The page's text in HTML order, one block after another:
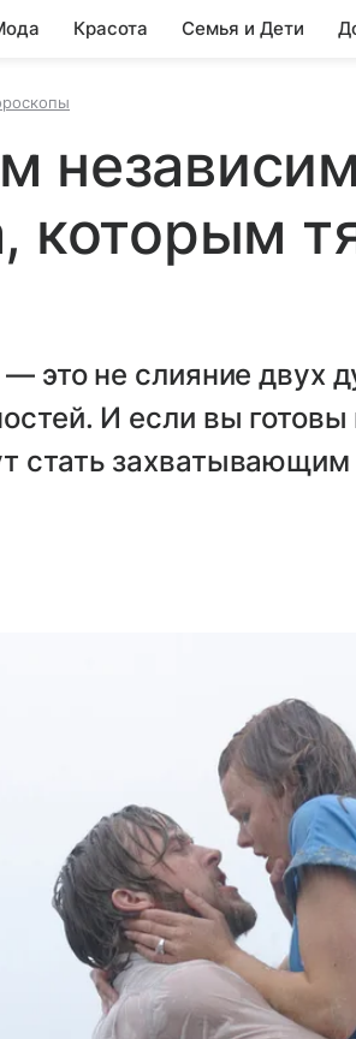
Красота Семья и Дети
которым
это не слияние двух
И если вы
стать